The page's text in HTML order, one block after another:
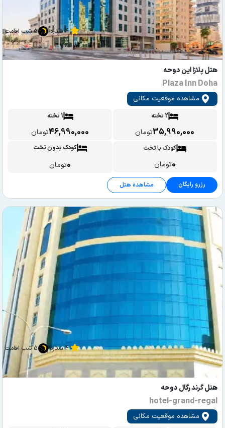
هتل پلازا این دوحه
Plaza Inn Doha
مشاهده موقعیت مکانی
4 ستاره 5 شب اقامت
2 تخته
35,990,000تومان
1 تخته
46,990,000تومان
کودک با تخت
0تومان
کودک بدون تخت
0تومان
رزرو رایگان مشاهده هتل
هتل گرند رگال دوحه
hotel-grand-regal
مشاهده موقعیت مکانی
4 ستاره 5 شب اقامت